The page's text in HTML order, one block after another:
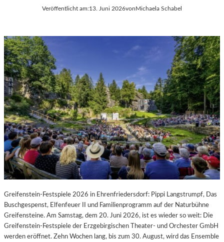
Veröffentlicht am:13. Juni 2026von Michaela Schabel
Greifenstein-Festspiele 2026 in Ehrenfriedersdorf: Pippi Langstrumpf, Das
Buschgespenst, Elfenfeuer II und Familienprogramm auf der Naturbühne
Greifensteine. Am Samstag, dem 20. Juni 2026, ist es wieder so weit: Die
Greifenstein-Festspiele der Erzgebirgischen Theater- und Orchester GmbH
werden eröffnet. Zehn Wochen lang, bis zum 30. August, wird das Ensemble